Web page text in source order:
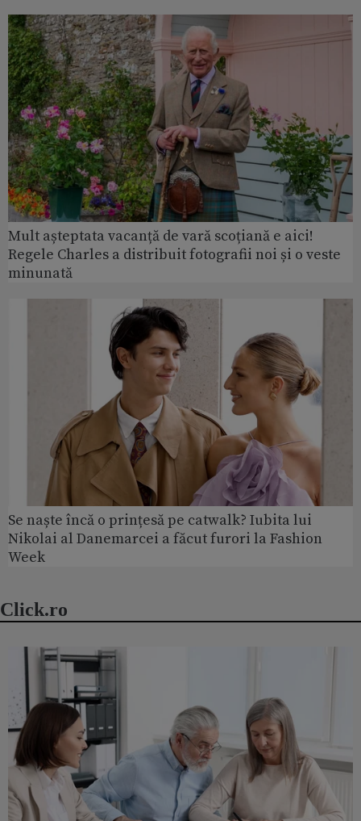
Mult așteptata vacanță de vară scoțiană e aici!
Regele Charles a distribuit fotografii noi și o veste
minunată
Se naște încă o prințesă pe catwalk? Iubita lui
Nikolai al Danemarcei a făcut furori la Fashion
Week
Click.ro